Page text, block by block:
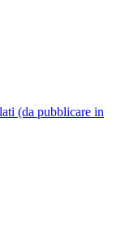
(da pubblicare in